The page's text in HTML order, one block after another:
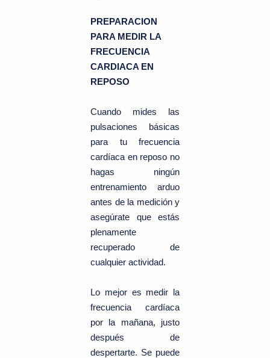
PREPARACION
PARA MEDIR LA
FRECUENCIA
CARDIACA EN
REPOSO
Cuando mides las
pulsaciones básicas
para tu frecuencia
cardíaca en reposo no
hagas ningún
entrenamiento arduo
antes de la medición y
asegúrate que estás
plenamente
recuperado de
cualquier actividad.
Lo mejor es medir la
frecuencia cardíaca
por la mañana, justo
después de
despertarte. Se puede